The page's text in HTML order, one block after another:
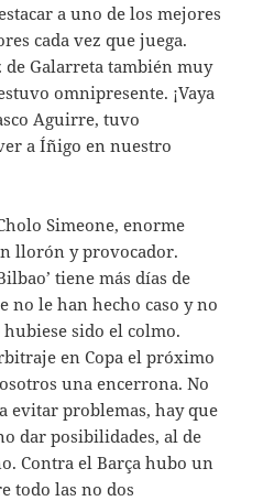
a uno de los mejores
cada vez que juega.
de Galarreta también muy
omnipresente. ¡Vaya
Aguirre, tuvo
a Íñigo en nuestro
Simeone, enorme
llorón y provocador.
tiene más días de
no le han hecho caso y no
sido el colmo.
en Copa el próximo
una encerrona. No
evitar problemas, hay que
dar posibilidades, al de
Contra el Barça hubo un
todo las no dos